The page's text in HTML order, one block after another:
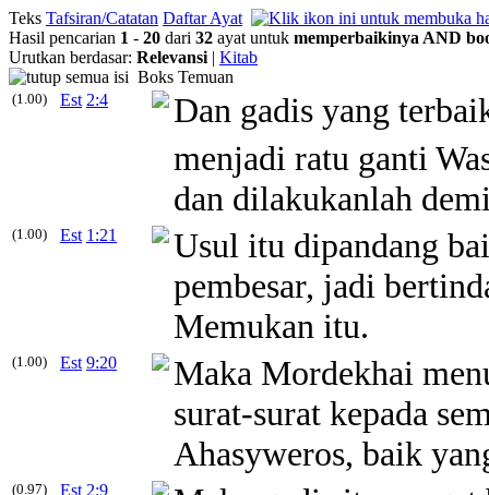
Teks Tafsiran/Catatan Daftar Ayat
Hasil pencarian 1 - 20 dari 32 ayat untuk memperbaikinya AND
Urutkan berdasar: Relevansi | Kitab
Boks Temuan
(1.00) Est 2:4 Dan gadis yang
menjadi ratu ganti
dan dilakukanlah
(1.00) Est 1:21 Usul itu dipandang
pembesar, jadi
Memukan itu.
(1.00) Est 9:20
Maka Mordekhai
surat-surat kepada
Ahasyweros, baik
(0.97) Est 2:9